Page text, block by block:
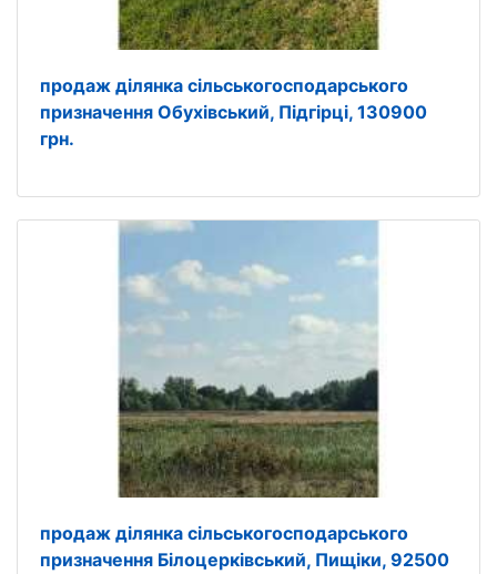
продаж ділянка сільськогосподарського
призначення Обухівський, Підгірці, 130900
грн.
продаж ділянка сільськогосподарського
призначення Білоцерківський, Пищіки, 92500